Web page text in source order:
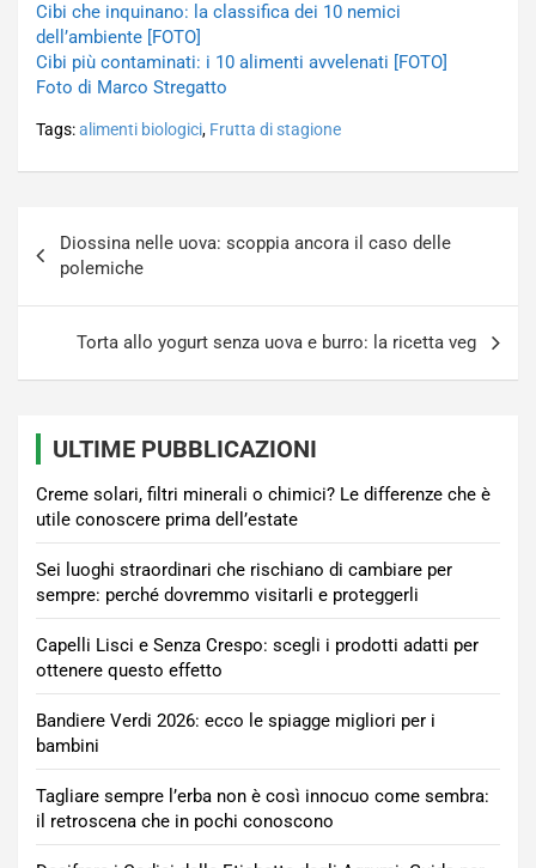
Cibi che inquinano: la classifica dei 10 nemici
dell’ambiente [FOTO]
Cibi più contaminati: i 10 alimenti avvelenati [FOTO]
Foto di Marco Stregatto
Tags:alimenti biologici, Frutta di stagione
articoli
Diossina nelle uova: scoppia ancora il caso delle
polemiche
Torta allo yogurt senza uova e burro: la ricetta veg
ULTIME PUBBLICAZIONI
Creme solari, filtri minerali o chimici? Le differenze che è
utile conoscere prima dell’estate
Sei luoghi straordinari che rischiano di cambiare per
sempre: perché dovremmo visitarli e proteggerli
Capelli Lisci e Senza Crespo: scegli i prodotti adatti per
ottenere questo effetto
Bandiere Verdi 2026: ecco le spiagge migliori per i
bambini
Tagliare sempre l’erba non è così innocuo come sembra:
il retroscena che in pochi conoscono